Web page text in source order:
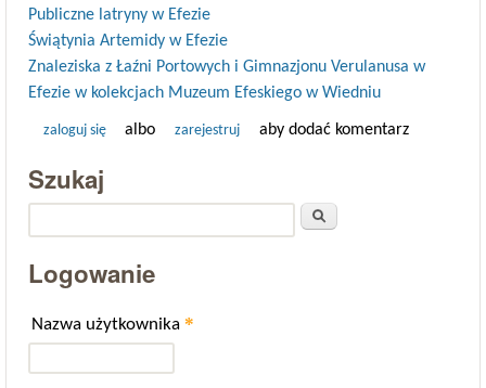
Publiczne latryny w Efezie
Świątynia Artemidy w Efezie
Znaleziska z Łaźni Portowych i Gimnazjonu Verulanusa w
Efezie w kolekcjach Muzeum Efeskiego w Wiedniu
zaloguj się albo zarejestruj aby dodać komentarz
Szukaj
Logowanie
Nazwa użytkownika *